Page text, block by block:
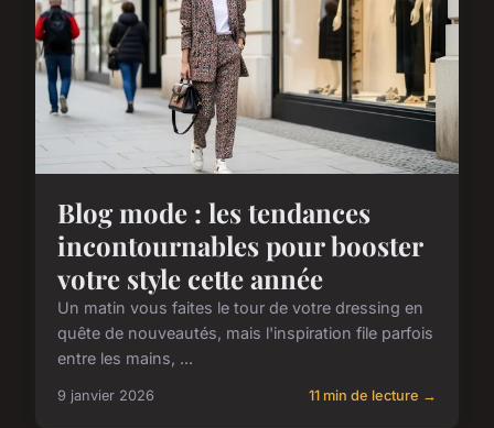
Blog mode : les tendances
incontournables pour booster
votre style cette année
Un matin vous faites le tour de votre dressing en
quête de nouveautés, mais l'inspiration file parfois
entre les mains, ...
9 janvier 2026 11 min de lecture →